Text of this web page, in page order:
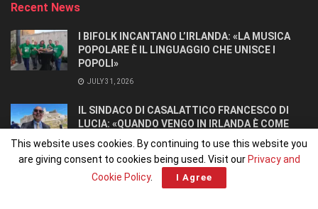
Recent News
I BIFOLK INCANTANO L’IRLANDA: «LA MUSICA
POPOLARE È IL LINGUAGGIO CHE UNISCE I
POPOLI»
JULY 31, 2026
IL SINDACO DI CASALATTICO FRANCESCO DI
LUCIA: «QUANDO VENGO IN IRLANDA È COME
TORNARE A CASA».
JULY 27, 2026
This website uses cookies. By continuing to use this website you
are giving consent to cookies being used. Visit our Privacy and
Cookie Policy. I Agree